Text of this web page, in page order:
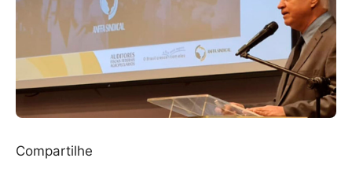
Compartilhe